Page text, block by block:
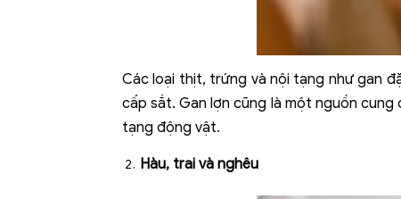
Các loại thịt, trứng và nội tạng như gan
cấp sắt. Gan lợn cũng là một nguồn
tạng động vật.
Hàu, trai và nghêu